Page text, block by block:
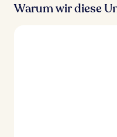
Warum wir diese